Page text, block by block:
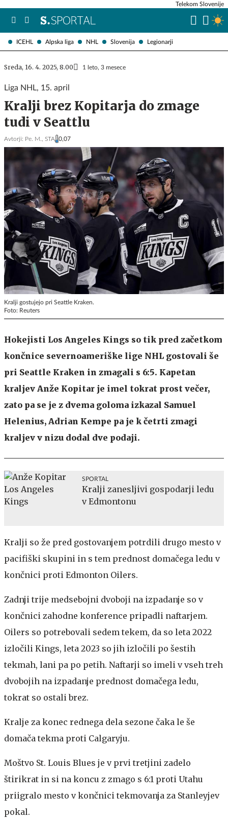
ICEHL Alpska liga NHL Slovenija Legionarji
Telekom Slovenije
Sreda, 16. 4. 2025, 8.00 1 leto, 3 mesece
Liga NHL, 15. april
Kralji brez Kopitarja do zmage
tudi v Seattlu
Avtorji: Pe. M., STA 0,07
Kralji gostujejo pri Seattle Kraken.
Foto: Reuters
Hokejisti Los Angeles Kings so tik pred začetkom
končnice severnoameriške lige NHL gostovali še
pri Seattle Kraken in zmagali s 6:5. Kapetan
kraljev Anže Kopitar je imel tokrat prost večer,
zato pa se je z dvema goloma izkazal Samuel
Helenius, Adrian Kempe pa je k četrti zmagi
kraljev v nizu dodal dve podaji.
SPORTAL
Kralji zanesljivi gospodarji ledu
v Edmontonu
Kralji so že pred gostovanjem potrdili drugo mesto v
pacifiški skupini in s tem prednost domačega ledu v
končnici proti Edmonton Oilers.
Zadnji trije medsebojni dvoboji na izpadanje so v
končnici zahodne konference pripadli naftarjem.
Oilers so potrebovali sedem tekem, da so leta 2022
izločili Kings, leta 2023 so jih izločili po šestih
tekmah, lani pa po petih. Naftarji so imeli v vseh treh
dvobojih na izpadanje prednost domačega ledu,
tokrat so ostali brez.
Kralje za konec rednega dela sezone čaka le še
domača tekma proti Calgaryju.
Moštvo St. Louis Blues je v prvi tretjini zadelo
štirikrat in si na koncu z zmago s 6:1 proti Utahu
priigralo mesto v končnici tekmovanja za Stanleyjev
pokal.